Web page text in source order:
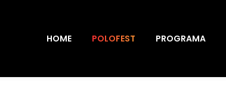
HOME POLOFEST PROGRAMA